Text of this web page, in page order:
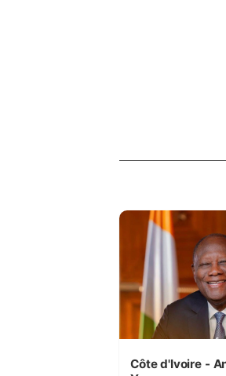
Côte d'Ivoire -